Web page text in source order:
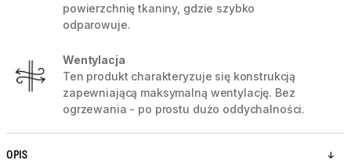
powierzchnię tkaniny, gdzie szybko
odparowuje.
Wentylacja
Ten produkt charakteryzuje się konstrukcją
zapewniającą maksymalną wentylację. Bez
ogrzewania - po prostu dużo oddychalności.
OPIS